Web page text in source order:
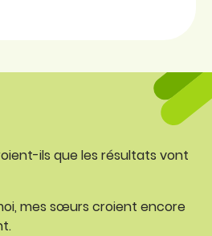
ils que les résultats vont
mes sœurs croient encore